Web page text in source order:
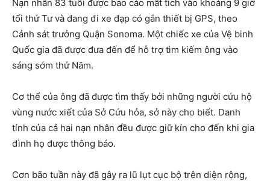
Nạn nhân 83 tuổi được báo cáo mất tích vào khoảng 9 giờ
tối thứ Tư và đang đi xe đạp có gắn thiết bị GPS, theo
Cảnh sát trưởng Quận Sonoma. Một chiếc xe của Vệ binh
Quốc gia đã được đưa đến để hỗ trợ tìm kiếm ông vào
sáng sớm thứ Năm.
Cơ thể của ông đã được tìm thấy bởi những người cứu hộ
vùng nước xiết của Sở Cứu hỏa, sở này cho biết. Danh
tính của cả hai nạn nhân đều được giữ kín cho đến khi gia
đình họ được thông báo.
Cơn bão tuần này đã gây ra lũ lụt cục bộ trên diện rộng,